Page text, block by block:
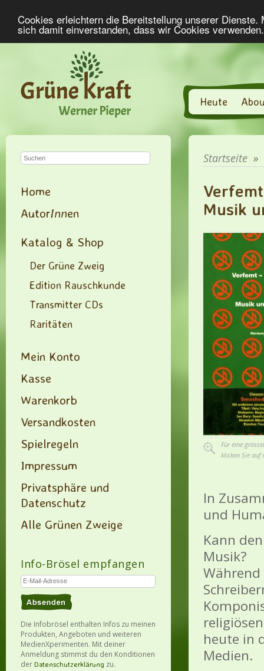
Cookies erleichtern die Bereitstellung unserer
sich damit einverstanden, dass wir Cookies
Heute
Home
AutorInnen
Katalog & Shop
Der Grüne Zweig
Edition Rauschkunde
Transmitter CDs
Raritäten
Mein Konto
Kasse
Warenkorb
Versandkosten
Spielregeln
Impressum
Privatsphäre und
Datenschutz
Alle Grünen Zweige
Info-Brösel empfangen
Die Infobrösel enthalten Infos zu meinen
Produkten, Angeboten und weiteren
MedienXperimenten. Mit deiner
Anmeldung stimmst du den Konditionen
der Datenschutzerklärung zu.
Startseite »
Musik
Für eine
klicken Sie auf
In
und
Kann
Musik?
heute in
Medien.